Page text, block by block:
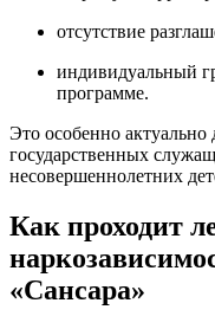
отсутствие
индивидуальный
программе.
Это особенно
государственных
несовершеннолетних
Как проходит
«Сансара»